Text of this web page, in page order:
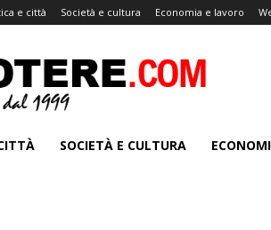
e città Società e cultura Economia e lavoro
SOCIETÀ E CULTURA